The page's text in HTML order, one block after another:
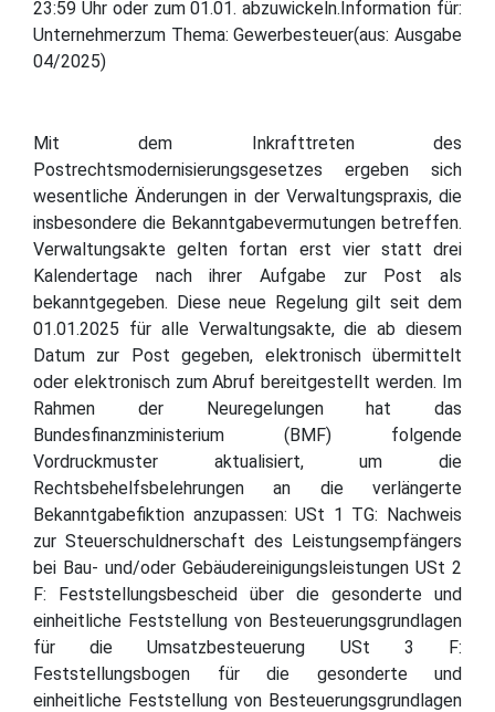
23:59 Uhr oder zum 01.01. abzuwickeln.Information für:
Unternehmerzum Thema: Gewerbesteuer(aus: Ausgabe
04/2025)
Mit dem Inkrafttreten des
Postrechtsmodernisierungsgesetzes ergeben sich
wesentliche Änderungen in der Verwaltungspraxis, die
insbesondere die Bekanntgabevermutungen betreffen.
Verwaltungsakte gelten fortan erst vier statt drei
Kalendertage nach ihrer Aufgabe zur Post als
bekanntgegeben. Diese neue Regelung gilt seit dem
01.01.2025 für alle Verwaltungsakte, die ab diesem
Datum zur Post gegeben, elektronisch übermittelt
oder elektronisch zum Abruf bereitgestellt werden. Im
Rahmen der Neuregelungen hat das
Bundesfinanzministerium (BMF) folgende
Vordruckmuster aktualisiert, um die
Rechtsbehelfsbelehrungen an die verlängerte
Bekanntgabefiktion anzupassen: USt 1 TG: Nachweis
zur Steuerschuldnerschaft des Leistungsempfängers
bei Bau- und/oder Gebäudereinigungsleistungen USt 2
F: Feststellungsbescheid über die gesonderte und
einheitliche Feststellung von Besteuerungsgrundlagen
für die Umsatzbesteuerung USt 3 F:
Feststellungsbogen für die gesonderte und
einheitliche Feststellung von Besteuerungsgrundlagen